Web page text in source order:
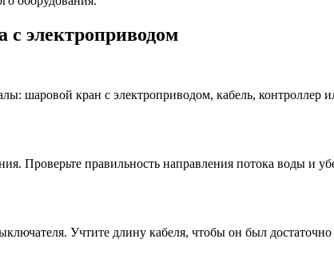
электроприводом
шаровой кран с электроприводом, кабель, контроллер
Проверьте правильность направления потока воды и
Учтите длину кабеля, чтобы он был